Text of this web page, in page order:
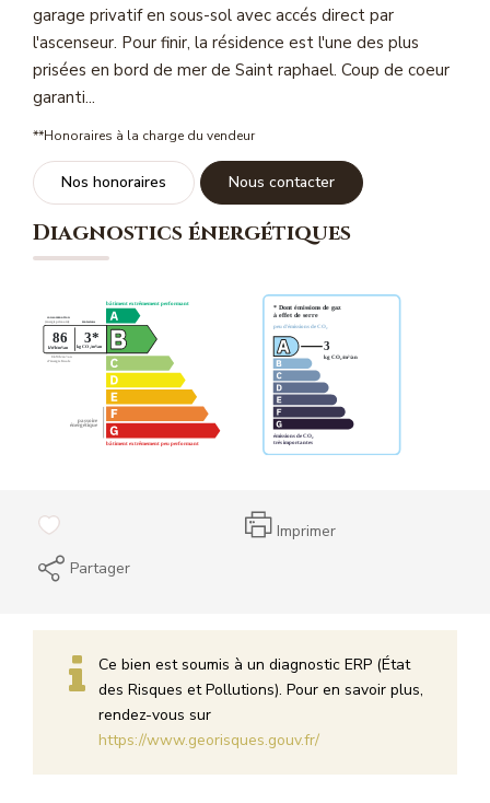
garage privatif en sous-sol avec accés direct par
l'ascenseur. Pour finir, la résidence est l'une des plus
prisées en bord de mer de Saint raphael. Coup de coeur
garanti...
**Honoraires à la charge du vendeur
Nos honoraires Nous contacter
Diagnostics énergétiques
Imprimer
Partager
Ce bien est soumis à un diagnostic ERP (État
des Risques et Pollutions). Pour en savoir plus,
rendez-vous sur
https://www.georisques.gouv.fr/